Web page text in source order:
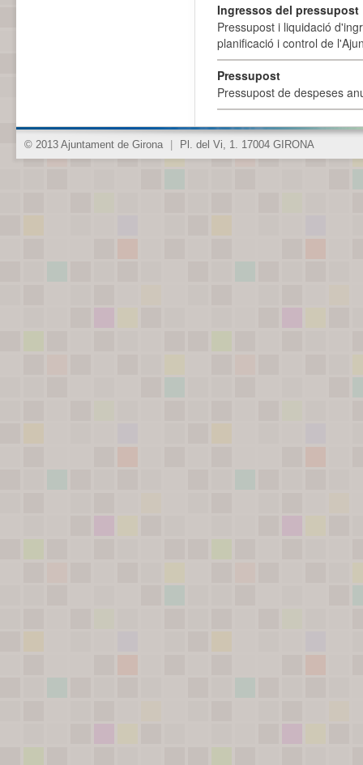
Ingressos del pressupost
Pressupost i liquidació
planificació i control de
Pressupost
Pressupost de despeses
© 2013 Ajuntament de Girona Pl. del Vi, 1. 17004 GIRONA